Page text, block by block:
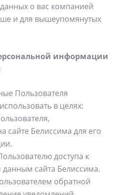
о вас компанией
и для вышеупомянутых
информации
Пользователя
в целях:
сайте Белиссима для его
доступа к
сайта Белиссима.
обратной